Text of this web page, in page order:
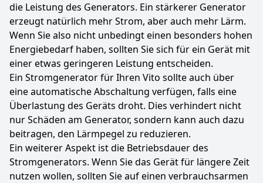
die Leistung des Generators. Ein stärkerer Generator
erzeugt natürlich mehr Strom, aber auch mehr Lärm.
Wenn Sie also nicht unbedingt einen besonders hohen
Energiebedarf haben, sollten Sie sich für ein Gerät mit
einer etwas geringeren Leistung entscheiden.
Ein Stromgenerator für Ihren Vito sollte auch über
eine automatische Abschaltung verfügen, falls eine
Überlastung des Geräts droht. Dies verhindert nicht
nur Schäden am Generator, sondern kann auch dazu
beitragen, den Lärmpegel zu reduzieren.
Ein weiterer Aspekt ist die Betriebsdauer des
Stromgenerators. Wenn Sie das Gerät für längere Zeit
nutzen wollen, sollten Sie auf einen verbrauchsarmen